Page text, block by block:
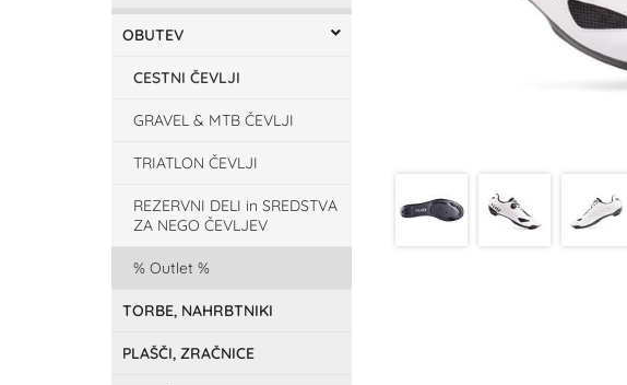
OBUTEV
CESTNI ČEVLJI
GRAVEL & MTB ČEVLJI
TRIATLON ČEVLJI
REZERVNI DELI in SREDSTVA
ZA NEGO ČEVLJEV
Outlet
TORBE, NAHRBTNIKI
PLAŠČI, ZRAČNICE